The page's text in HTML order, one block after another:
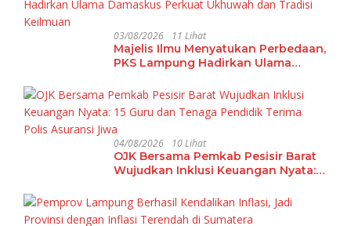
03/08/2026 11 Lihat
Majelis Ilmu Menyatukan Perbedaan,
PKS Lampung Hadirkan Ulama
Tradisi Keilmuan
04/08/2026 10 Lihat
OJK Bersama Pemkab Pesisir Barat
Wujudkan Inklusi Keuangan Nyata:
Polis Asuransi Jiwa